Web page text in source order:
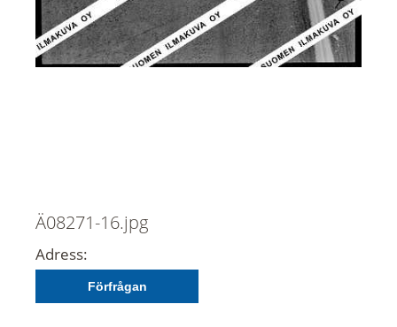
Ä08271-16.jpg
Adress:
Förfrågan